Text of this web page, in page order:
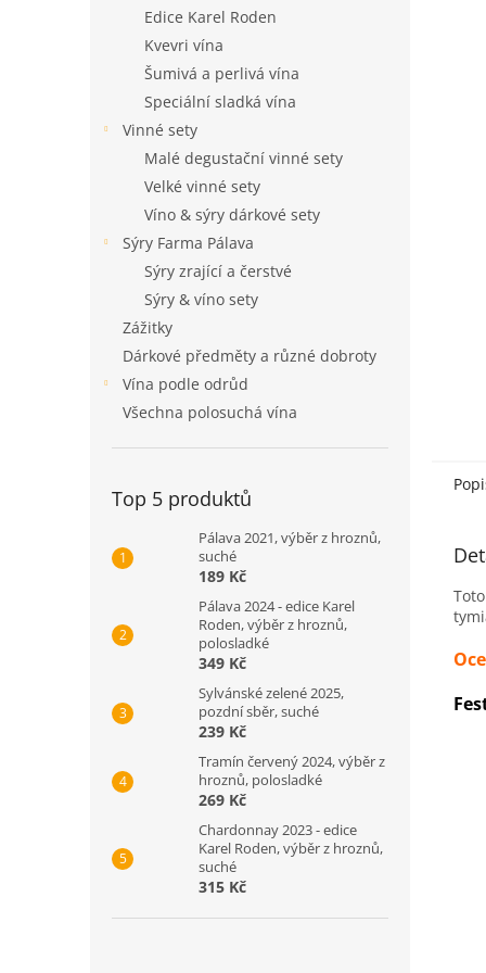
Edice Karel Roden
Kvevri vína
Šumivá a perlivá vína
Speciální sladká vína
Vinné sety
Malé degustační vinné sety
Velké vinné sety
Víno & sýry dárkové sety
Sýry Farma Pálava
Sýry zrající a čerstvé
Sýry & víno sety
Zážitky
Dárkové předměty a různé dobroty
Vína podle odrůd
Všechna polosuchá vína
Top 5 produktů
Pálava 2021, výběr z hroznů,
suché
189 Kč
Pálava 2024 - edice Karel
Roden, výběr z hroznů,
polosladké
349 Kč
Sylvánské zelené 2025,
pozdní sběr, suché
239 Kč
Tramín červený 2024, výběr z
hroznů, polosladké
269 Kč
Chardonnay 2023 - edice
Karel Roden, výběr z hroznů,
suché
315 Kč